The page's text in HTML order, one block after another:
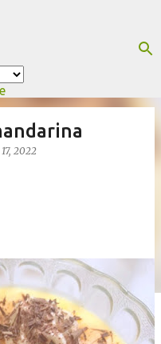
2022